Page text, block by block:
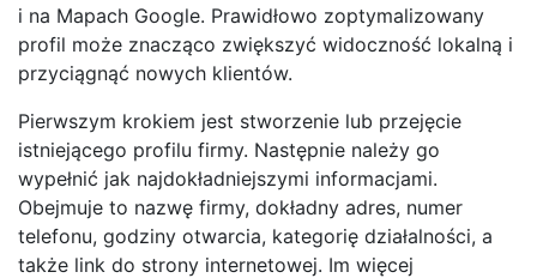
i na Mapach Google. Prawidłowo zoptymalizowany
profil może znacząco zwiększyć widoczność lokalną i
przyciągnąć nowych klientów.
Pierwszym krokiem jest stworzenie lub przejęcie
istniejącego profilu firmy. Następnie należy go
wypełnić jak najdokładniejszymi informacjami.
Obejmuje to nazwę firmy, dokładny adres, numer
telefonu, godziny otwarcia, kategorię działalności, a
także link do strony internetowej. Im więcej